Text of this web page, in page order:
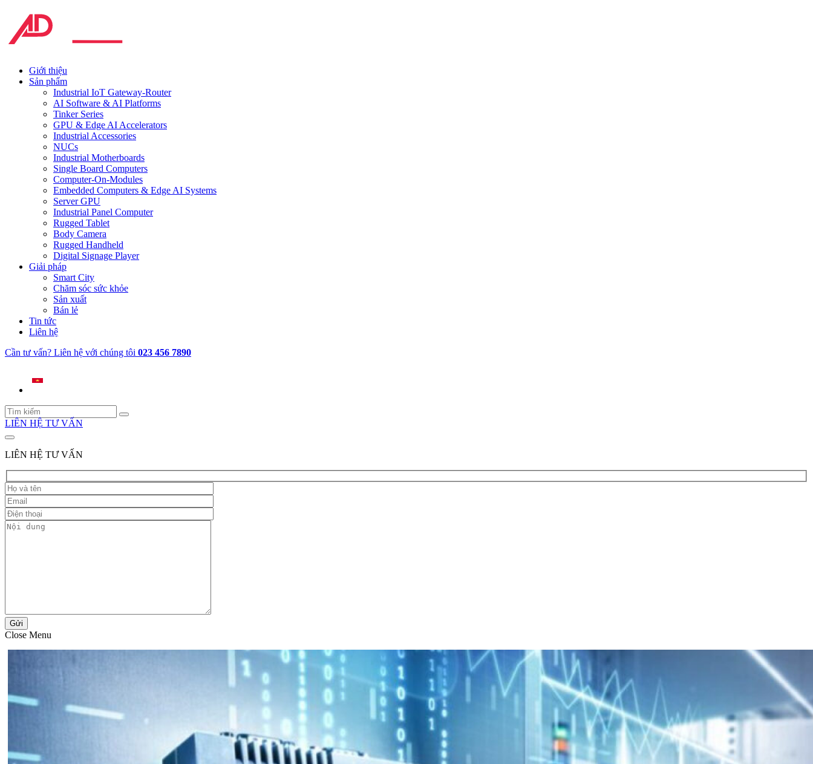
Giới thiệu
Sản phẩm
Industrial IoT Gateway-Router
AI Software & AI Platforms
Tinker Series
GPU & Edge AI Accelerators
Industrial Accessories
NUCs
Industrial Motherboards
Single Board Computers
Computer-On-Modules
Embedded Computers & Edge AI Systems
Server GPU
Industrial Panel Computer
Rugged Tablet
Body Camera
Rugged Handheld
Digital Signage Player
Giải pháp
Smart City
Chăm sóc sức khỏe
Sản xuất
Bán lẻ
Tin tức
Liên hệ
Cần tư vấn? Liên hệ với chúng tôi 023 456 7890
LIÊN HỆ TƯ VẤN
LIÊN HỆ TƯ VẤN
Gửi
Close Menu